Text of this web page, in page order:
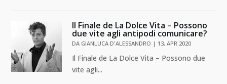
Il Finale de La Dolce Vita – Possono
due vite agli antipodi comunicare?
DA GIANLUCA D'ALESSANDRO | 13, APR 2020
Il Finale de La Dolce Vita – Possono due
vite agli...